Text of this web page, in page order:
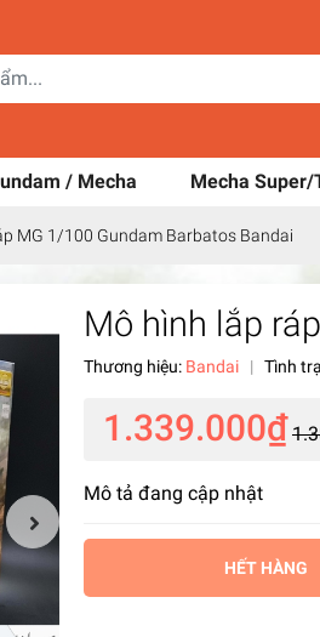
/ Mecha Mecha
MG 1/100 Gundam Barbatos Bandai
Mô hình lắp
Thương hiệu: Bandai | Tình
1.339.000₫
Mô tả đang cập nhật
HẾT HÀNG